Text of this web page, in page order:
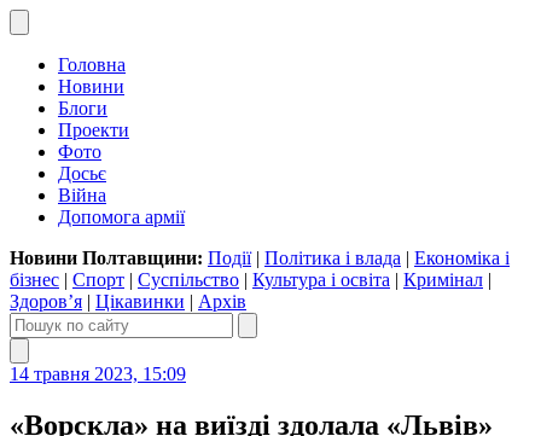
Головна
Новини
Блоги
Проекти
Фото
Досьє
Війна
Допомога армії
Новини Полтавщини: Події| Політика і влада | Економіка і
бізнес | Спорт | Суспільство | Культура і освіта | Кримінал |
Здоров’я | Цікавинки | Архів
14 травня 2023, 15:09
«Ворскла» на виїзді здолала «Львів»